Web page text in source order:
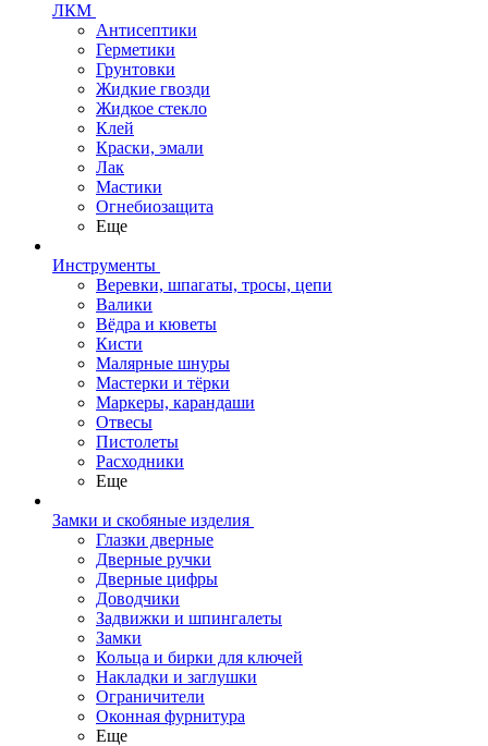
ЛКМ
Антисептики
Герметики
Грунтовки
Жидкие гвозди
Жидкое стекло
Клей
Краски, эмали
Лак
Мастики
Огнебиозащита
Еще
Инструменты
Веревки, шпагаты, тросы, цепи
Валики
Вёдра и кюветы
Кисти
Малярные шнуры
Мастерки и тёрки
Маркеры, карандаши
Отвесы
Пистолеты
Расходники
Еще
Замки и скобяные изделия
Глазки дверные
Дверные ручки
Дверные цифры
Доводчики
Задвижки и шпингалеты
Замки
Кольца и бирки для ключей
Накладки и заглушки
Ограничители
Оконная фурнитура
Еще